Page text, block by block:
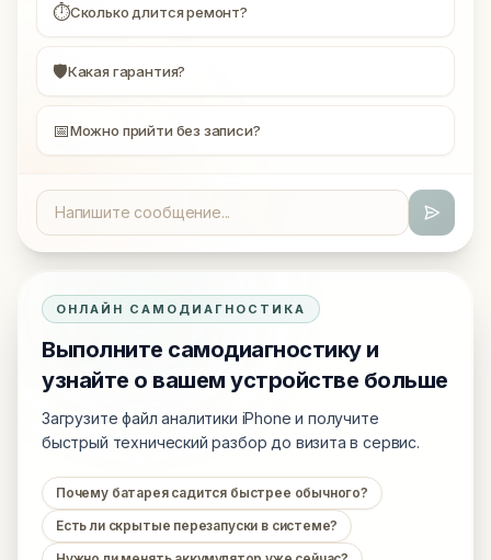
⏱Сколько длится ремонт?
🛡Какая гарантия?
📅Можно прийти без записи?
ОНЛАЙН САМОДИАГНОСТИКА
Выполните самодиагностику и
узнайте о вашем устройстве больше
Загрузите файл аналитики iPhone и получите
быстрый технический разбор до визита в сервис.
Почему батарея садится быстрее обычного?
Есть ли скрытые перезапуски в системе?